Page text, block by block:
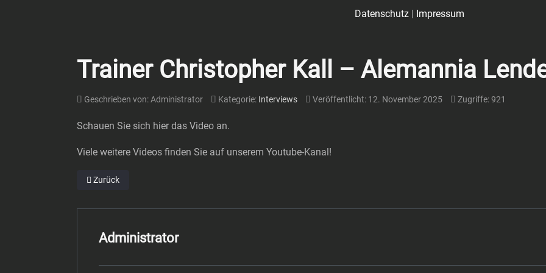
Trainer Christopher Kall – Alemannia
Geschrieben von:Administrator Kategorie: Interviews Veröffentlicht: 12. November 2025 Zugriffe: 921
Schauen Sie sich hier das Video an.
Viele weitere Videos finden Sie auf unserem Youtube-Kanal!
Vorheriger Beitrag: Dirk Ruhrig – Trainer SV Breinig
Zurück
Administrator
Datenschutz | Impressum